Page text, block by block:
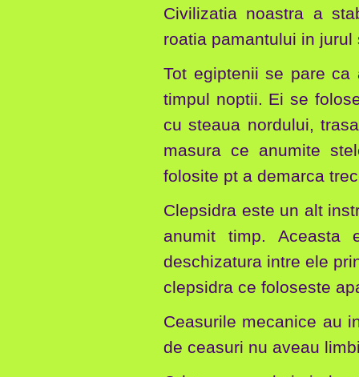
Civilizatia noastra a
roatia pamantului in jurul
Tot egiptenii se pare
timpul noptii. Ei se
cu steaua nordului,
masura ce anumite
folosite pt a demarca
Clepsidra este un alt
anumit timp.
deschizatura intre ele
clepsidra ce foloseste
Ceasurile mecanice au
de ceasuri nu aveau